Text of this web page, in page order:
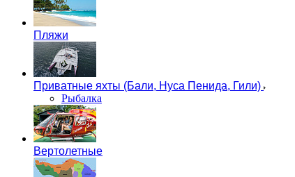
Пляжи
Приватные яхты (Бали, Нуса Пенида, Гили)
Рыбалка
Вертолетные